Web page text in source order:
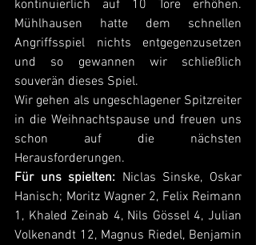
kontinuierlich auf 10 Tore erhöhen.
Mühlhausen hatte dem schnellen
Angriffsspiel nichts entgegenzusetzen
und so gewannen wir schließlich
souverän dieses Spiel.
Wir gehen als ungeschlagener Spitzreiter
in die Weihnachtspause und freuen uns
schon auf die nächsten
Herausforderungen.
Für uns spielten: Niclas Sinske, Oskar
Hanisch; Moritz Wagner 2, Felix Reimann
1, Khaled Zeinab 4, Nils Gössel 4, Julian
Volkenandt 12, Magnus Riedel, Benjamin